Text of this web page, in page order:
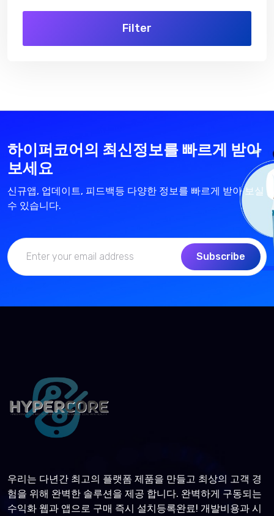
Filter
하이퍼코어의 최신정보를 빠르게 받아
보세요
신규앱, 업데이트, 피드백등 다양한 정보를 빠르게 받아 보실
수 있습니다.
Subscribe
우리는 다년간 최고의 플랫폼 제품을 만들고 최상의 고객 경
험을 위해 완벽한 솔루션을 제공 합니다. 완벽하게 구동되는
수익화 웹과 앱으로 구매 즉시 설치등록완료! 개발비용과 시